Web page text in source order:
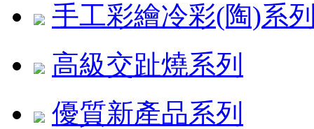
手工彩繪冷彩(陶)系
高級交趾燒系列
優質新產品系列